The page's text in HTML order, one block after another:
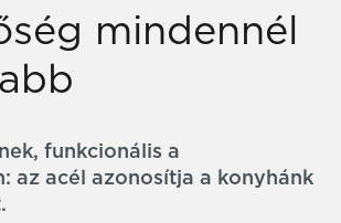
mindennél
funkcionális a
az acél azonosítja a konyhánk